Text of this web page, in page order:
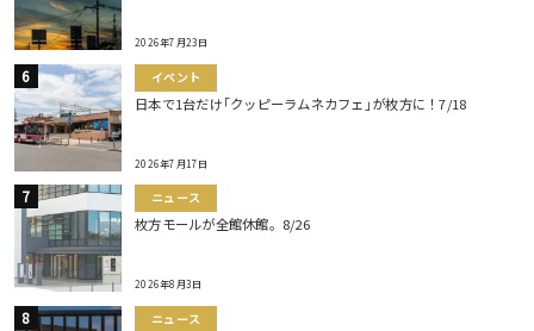
2026年7月23日
イベント
日本で1台だけ｢クッピーラムネカフェ｣が枚方に！7/18
2026年7月17日
ニュース
枚方モールが全館休館。8/26
2026年8月3日
ニュース